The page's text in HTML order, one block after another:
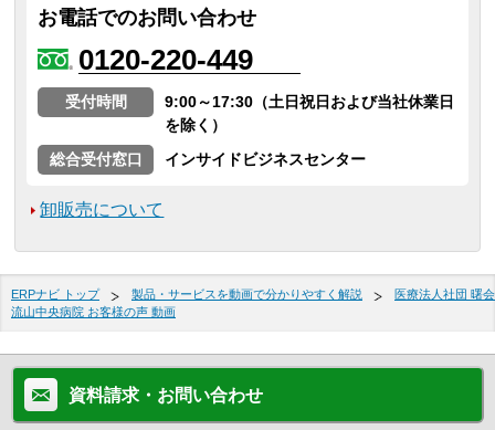
お電話でのお問い合わせ
0120-220-449
受付時間
9:00～17:30（土日祝日および当社休業日
を除く）
総合受付窓口
インサイドビジネスセンター
卸販売について
ERPナビ トップ 製品・サービスを動画で分かりやすく解説
医療法人社団 曙会
流山中央病院 お客様の声 動画
資料請求・お問い合わせ